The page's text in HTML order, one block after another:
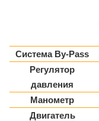
Система By-Pass
Регулятор
давления
Манометр
Двигатель